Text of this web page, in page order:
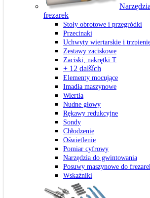
frezarek
Stoły obrotowe i przegródki
Przecinaki
Uchwyty wiertarskie i
Zestawy zaciskowe
Zaciski, nakrętki T
+ 12 dalších
Elementy mocujące
Imadła maszynowe
Wiertła
Nudne głowy
Rękawy redukcyjne
Sondy
Chłodzenie
Oświetlenie
Pomiar cyfrowy
Narzędzia do gwintowania
Posuwy maszynowe do
Wskaźniki